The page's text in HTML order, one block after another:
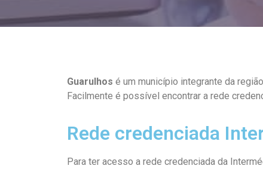
Guarulhos é um município integrante da
Facilmente é possível encontrar a rede
Rede credenciada
Para ter acesso a rede credenciada da